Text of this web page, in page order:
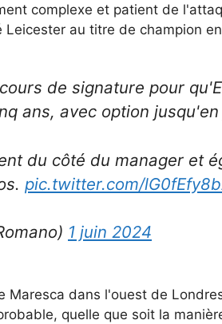
complexe et patient de
Leicester au titre de champion
de signature pour
ans, avec option
du côté du manager et
pic.twitter.com/
1 juin 2024
Maresca dans l'ouest de
quelle que soit la